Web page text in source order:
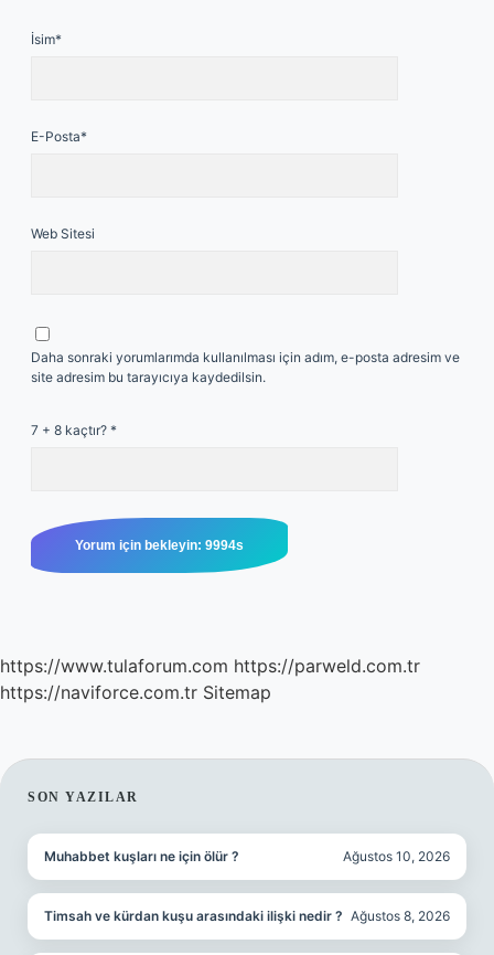
İsim*
E-Posta*
Web Sitesi
Daha sonraki yorumlarımda kullanılması için adım, e-posta adresim ve
site adresim bu tarayıcıya kaydedilsin.
7 + 8 kaçtır? *
https://www.tulaforum.com https://parweld.com.tr
https://naviforce.com.tr Sitemap
SIDEBAR
SON YAZILAR
Muhabbet kuşları ne için ölür ? Ağustos 10, 2026
Timsah ve kürdan kuşu arasındaki ilişki nedir ? Ağustos 8, 2026